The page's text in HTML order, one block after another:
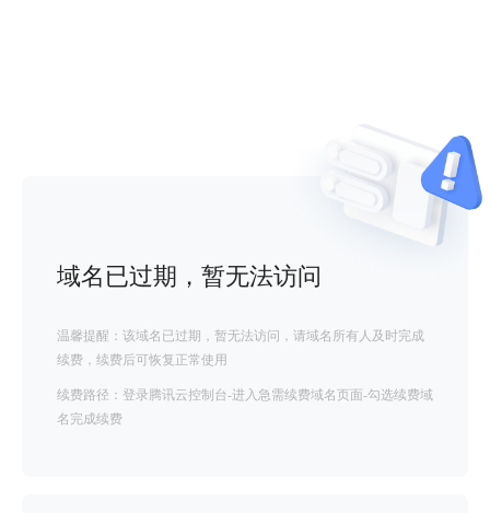
域名已过期，暂无法访问
温馨提醒：该域名已过期，暂无法访问，请域名所有人及时完成
续费，续费后可恢复正常使用
续费路径：登录腾讯云控制台-进入急需续费域名页面-勾选续费域
名完成续费